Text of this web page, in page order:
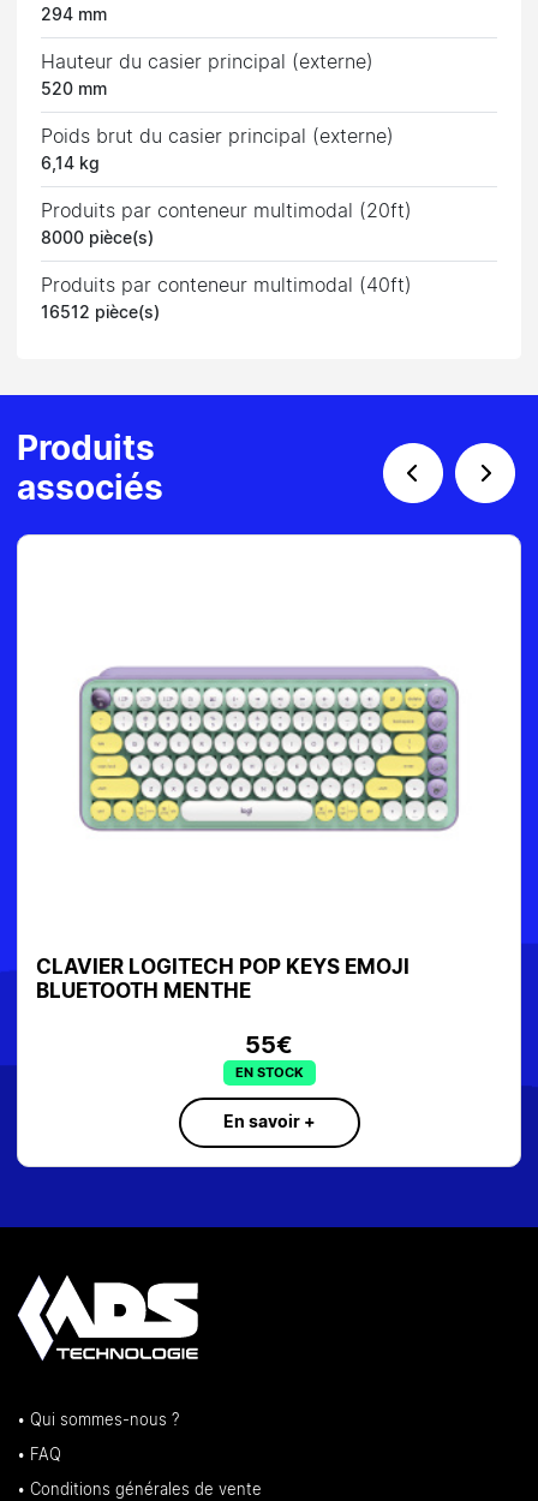
294 mm
Hauteur du casier principal (externe)
520 mm
Poids brut du casier principal (externe)
6,14 kg
Produits par conteneur multimodal (20ft)
8000 pièce(s)
Produits par conteneur multimodal (40ft)
16512 pièce(s)
Produits
associés
CLAVIER LOGITECH POP KEYS EMOJI
BLUETOOTH MENTHE
55€
EN STOCK
En savoir +
• Qui sommes-nous ?
• FAQ
• Conditions générales de vente